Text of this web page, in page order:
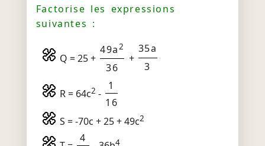
Factorise les expressions
suivantes :
Q = 25 +
49a 2
36
+
35a
3
R = 64c2 -
1
16
S = -70c + 25 + 49c2
4 4